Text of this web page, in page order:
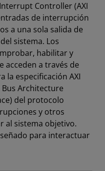
Controller (AXI
de interrupción
a una sola salida de
sistema. Los
habilitar y
acceden a través de
la especificación AXI
Architecture
del protocolo
y otros
al sistema objetivo.
para interactuar